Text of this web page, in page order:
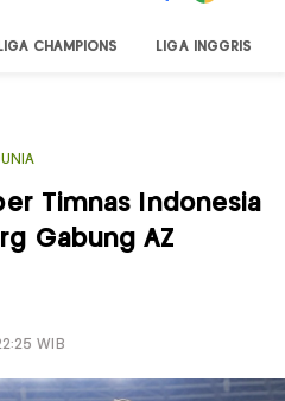
LIGA CHAMPIONS LIGA INGGRIS
Timnas Indonesia
Gabung AZ
WIB